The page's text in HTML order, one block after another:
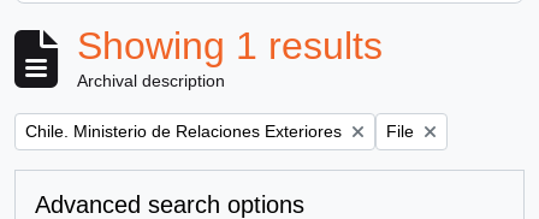
Showing 1 results
Archival description
Remove filter:
Chile. Ministerio de Relaciones Exteriores Remove filter:
File
Advanced search options